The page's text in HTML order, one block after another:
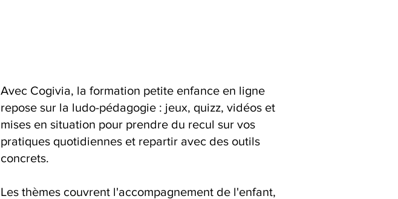
Avec Cogivia, la formation petite enfance en ligne
repose sur la ludo-pédagogie : jeux, quizz, vidéos et
mises en situation pour prendre du recul sur vos
pratiques quotidiennes et repartir avec des outils
concrets.
Les thèmes couvrent l'accompagnement de l'enfant,